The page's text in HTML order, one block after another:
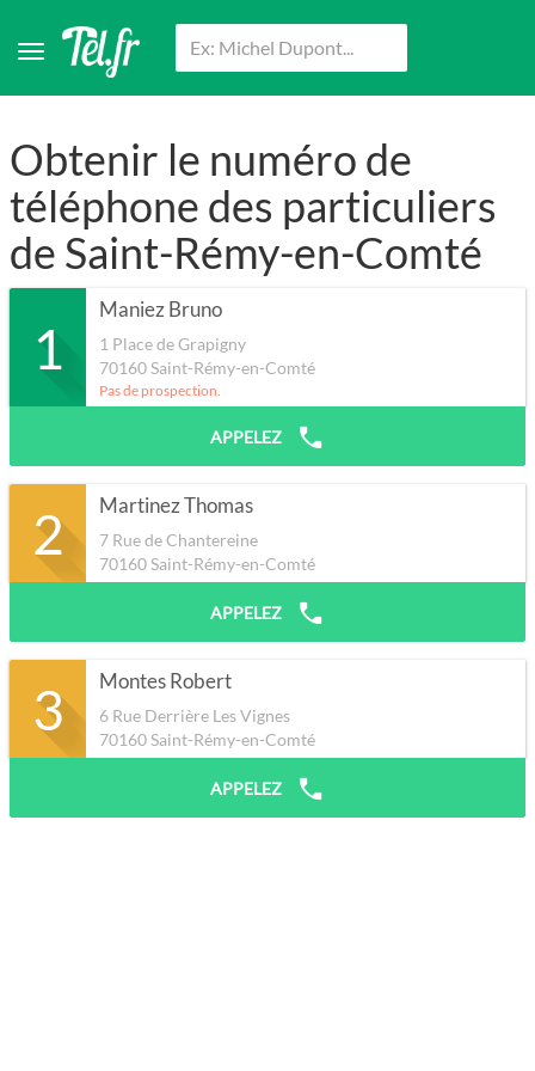
Obtenir le numéro de
téléphone des particuliers
de Saint-Rémy-en-Comté
1
Maniez Bruno
1 Place de Grapigny
70160Saint-Rémy-en-Comté
Pas de prospection.
APPELEZ
2 Martinez Thomas
7 Rue de Chantereine
70160Saint-Rémy-en-Comté
APPELEZ
3 Montes Robert
6 Rue Derrière Les Vignes
70160Saint-Rémy-en-Comté
APPELEZ